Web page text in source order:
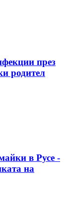
през
родител
в Русе -
на